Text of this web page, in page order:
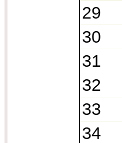
29
30
31
32
33
34